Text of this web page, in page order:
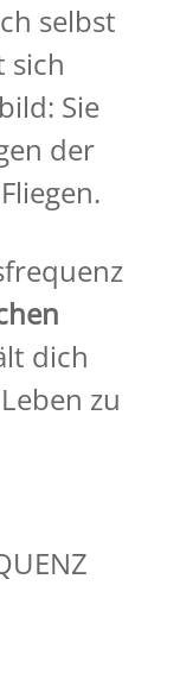
selbst
sich
Sie
der
dich
zu